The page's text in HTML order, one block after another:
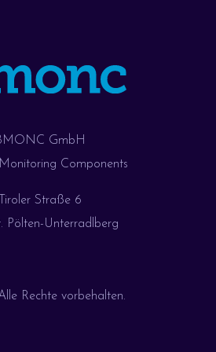
GmbH
Components
Tiroler Straße 6
Pölten-Unterradlberg
Rechte vorbehalten.